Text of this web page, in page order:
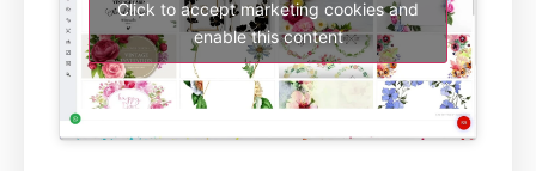
Click to accept marketing cookies and
enable this content